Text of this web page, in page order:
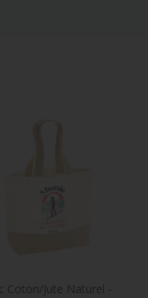
Coton/jute Naturel -